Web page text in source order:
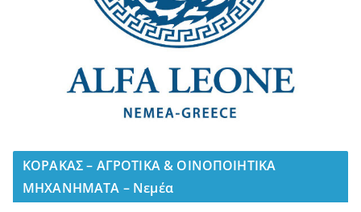
ΚΟΡΑΚΑΣ – ΑΓΡΟΤΙΚΑ & ΟΙΝΟΠΟΙΗΤΙΚΑ
ΜΗΧΑΝΗΜΑΤΑ – Νεμέα